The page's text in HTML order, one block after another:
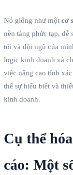
Nó giống như một cơ
nền tảng phức tạp, dễ
tôi và đội ngũ của
logic kinh doanh và
việc nâng cao tính
thế sự hiểu biết và
kinh doanh.
Cụ thể
cáo: Một